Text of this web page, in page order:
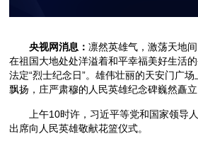
央视网消息：凛然英雄气，激荡天地
在祖国大地处处洋溢着和平幸福美好生活
法定“烈士纪念日”。雄伟壮丽的天安门广
飘扬，庄严肃穆的人民英雄纪念碑巍然矗立
上午10时许，习近平等党和国家领导人
出席向人民英雄敬献花篮仪式。